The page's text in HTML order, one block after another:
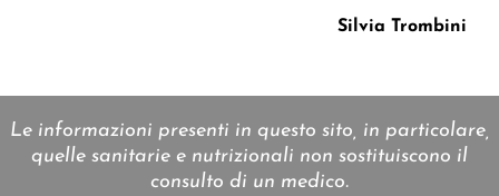
Silvia Trombini
Le informazioni presenti in questo sito, in particolare,
quelle sanitarie e nutrizionali non sostituiscono il
consulto di un medico.